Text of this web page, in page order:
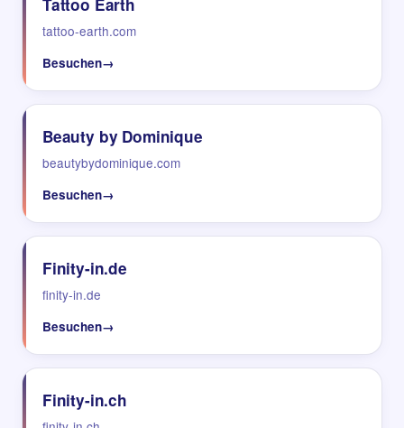
Tattoo Earth
tattoo-earth.com
Besuchen→
Beauty by Dominique
beautybydominique.com
Besuchen→
Finity-in.de
finity-in.de
Besuchen→
Finity-in.ch